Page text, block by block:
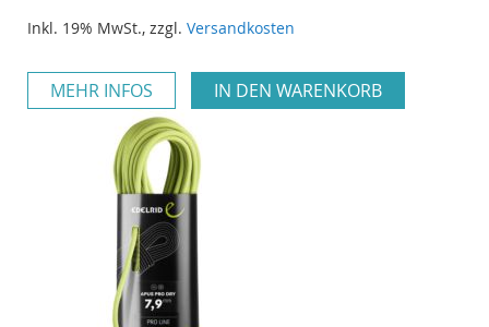
Inkl. 19% MwSt., zzgl. Versandkosten
MEHR INFOS IN DEN WARENKORB